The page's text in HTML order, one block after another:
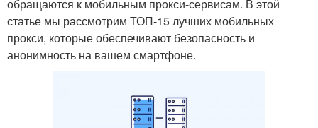
обращаются к мобильным прокси-сервисам. В этой
статье мы рассмотрим ТОП-15 лучших мобильных
прокси, которые обеспечивают безопасность и
анонимность на вашем смартфоне.